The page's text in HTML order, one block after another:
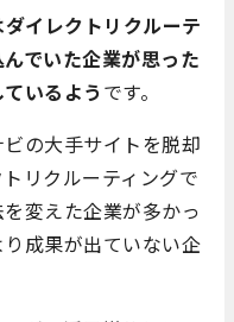
イレクトリクルーテ
でいた企業が思った
いるよう です。
の大手サイトを脱却
リクルーティングで
変えた企業が多かっ
成果が出ていない企